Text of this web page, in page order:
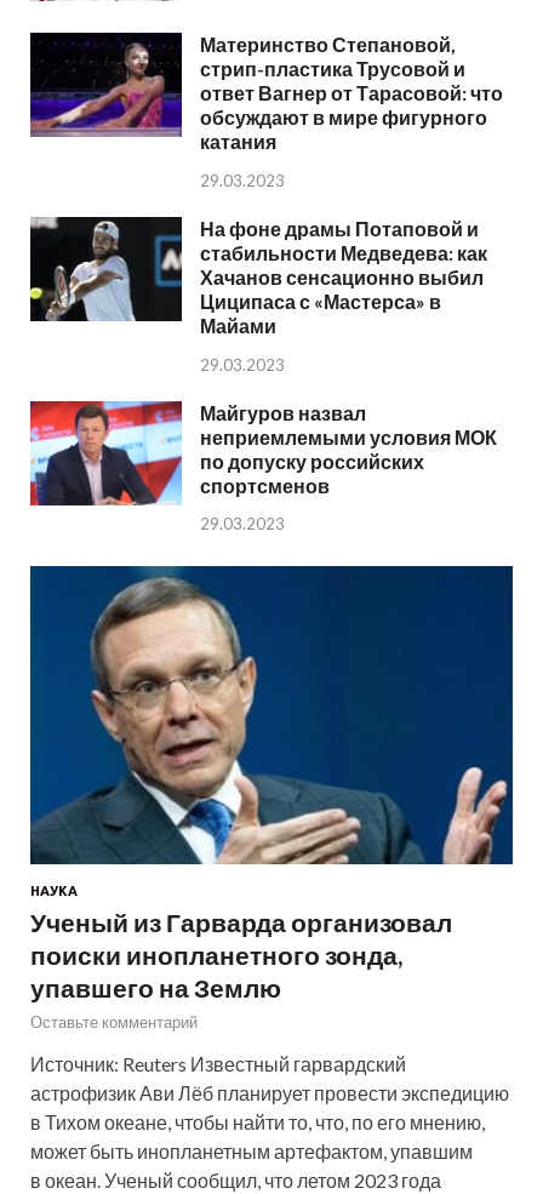
Материнство Степановой,
стрип-пластика Трусовой и
ответ Вагнер от Тарасовой: что
обсуждают в мире фигурного
катания
29.03.2023
На фоне драмы Потаповой и
стабильности Медведева: как
Хачанов сенсационно выбил
Циципаса с «Мастерса» в
Майами
29.03.2023
Майгуров назвал
неприемлемыми условия МОК
по допуску российских
спортсменов
29.03.2023
НАУКА
Ученый из Гарварда организовал
поиски инопланетного зонда,
упавшего на Землю
Оставьте комментарий
Источник: Reuters Известный гарвардский
астрофизик Ави Лёб планирует провести экспедицию
в Тихом океане, чтобы найти то, что, по его мнению,
может быть инопланетным артефактом, упавшим
в океан. Ученый сообщил, что летом 2023 года